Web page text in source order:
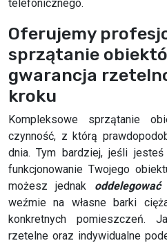
telefonicznego.
Oferujemy
sprzątanie
gwarancja
kroku
Kompleksowe sprzątanie
czynność, z którą
dnia. Tym bardziej, jeśli
funkcjonowanie Twojego
możesz jednak
weźmie na własne barki
konkretnych pomieszczeń.
rzetelne oraz indywidualne